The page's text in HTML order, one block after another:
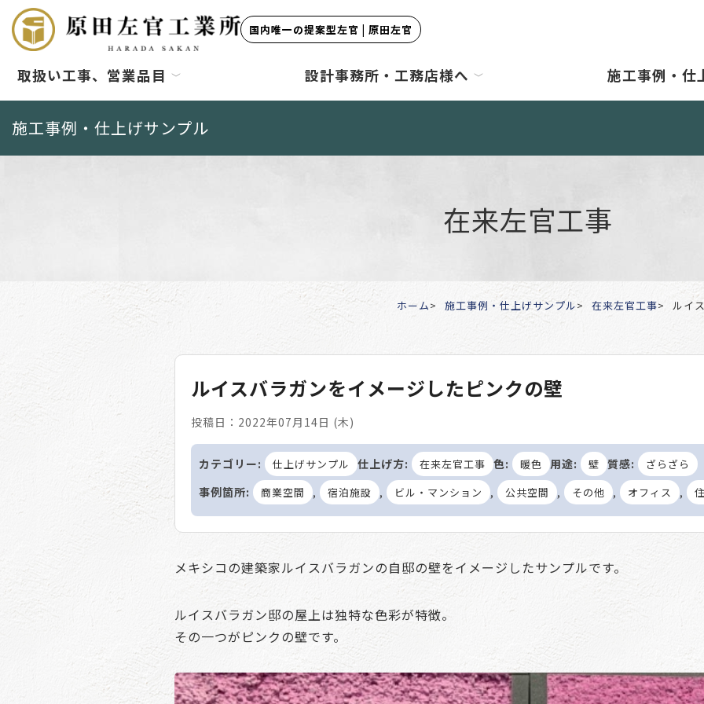
国内唯一の提案型左官 | 原田左官
取扱い工事、営業品目 設計事務所・工務店様へ 施工事例・仕
施工事例・仕上げサンプル
在来左官工事
ホーム 施工事例・仕上げサンプル 在来左官工事 ルイ
ルイスバラガンをイメージしたピンクの壁
投稿日：2022年07月14日 (木)
カテゴリー: 仕上げサンプル 仕上げ方: 在来左官工事 色: 暖色 用途: 壁 質感: ざらざら
事例箇所: 商業空間 , 宿泊施設 , ビル・マンション , 公共空間 , その他 , オフィス ,
メキシコの建築家ルイスバラガンの自邸の壁をイメージしたサンプルです。
ルイスバラガン邸の屋上は独特な色彩が特徴。
その一つがピンクの壁です。